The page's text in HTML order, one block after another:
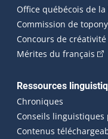
Office québécois de
Commission de
Concours de
Mérites du français
Ressources
Chroniques
Conseils
Contenus